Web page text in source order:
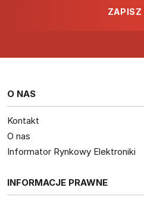
O NAS
Kontakt
O nas
Informator Rynkowy Elektroniki
INFORMACJE PRAWNE